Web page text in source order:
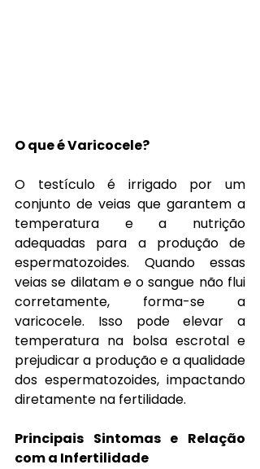
O que é Varicocele?
O testículo é irrigado por um
conjunto de veias que garantem a
temperatura e a nutrição
adequadas para a produção de
espermatozoides. Quando essas
veias se dilatam e o sangue não flui
corretamente, forma-se a
varicocele. Isso pode elevar a
temperatura na bolsa escrotal e
prejudicar a produção e a qualidade
dos espermatozoides, impactando
diretamente na fertilidade.
Principais Sintomas e Relação
com a Infertilidade